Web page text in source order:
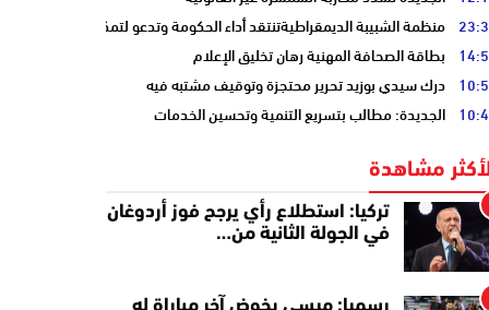
منظمة الشبيبة الديمقراطيةتنتقد أداء الحكومة وتدعو لتمكين الشباب
بطاقة الصحافة المهنية رهان تخليق الإعلام
درك سيدي بوزيد تحرير محتجزة وتوقيف مشتبه فيه
الجديدة: مطالب بتسريع التنمية وتحسين الخدمات
مشاهدة
تركيا: استطلاع رأي يرجح فوز أردوغان
في الجولة الثانية من…
رسميا: ميسي يخوض آخر مباراة له